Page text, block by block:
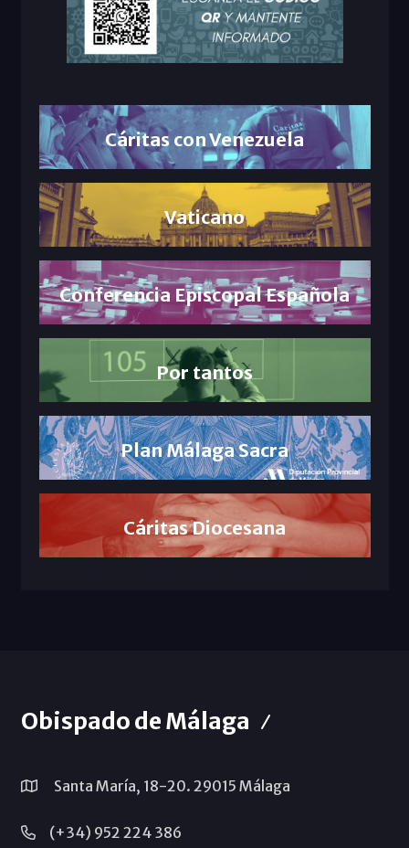
Cáritas con Venezuela
Vaticano
Conferencia Episcopal Española
Por tantos
Plan Málaga Sacra
Cáritas Diocesana
Obispado de Málaga
Santa María, 18-20. 29015 Málaga
(+34) 952 224 386